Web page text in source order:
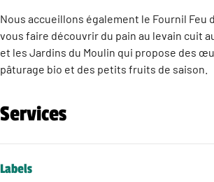
Nous accueillons également le Fournil Feu
vous faire découvrir du pain au levain cuit
et les Jardins du Moulin qui propose des
pâturage bio et des petits fruits de saison.
Services
Labels